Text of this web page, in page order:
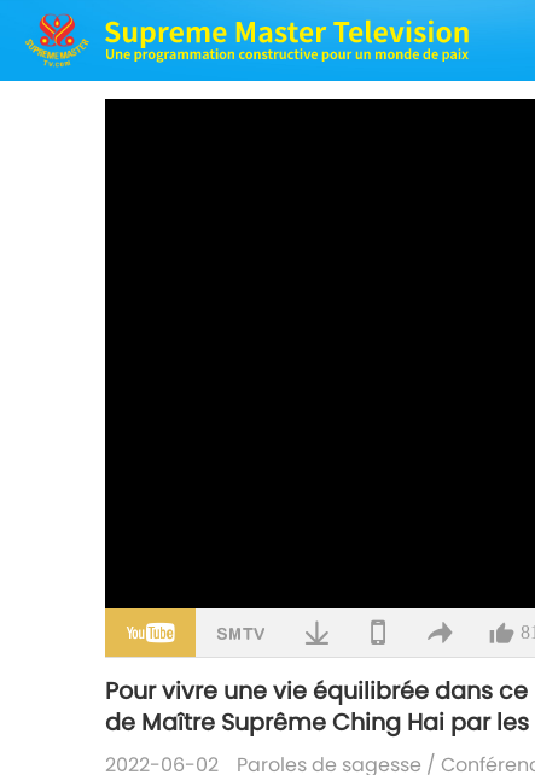
81
Pour vivre une vie équilibrée dans
de Maître Suprême Ching Hai par
2022-06-02 Paroles de sagesse /